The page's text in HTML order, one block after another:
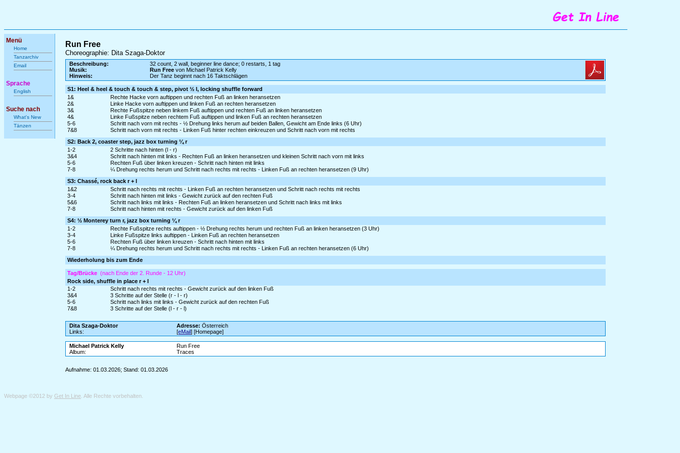
Menü
Home
Tanzarchiv
Email
Sprache
English
Suche nach
What's New
Tänzen
Run Free
Choreographie: Dita Szaga-Doktor
Beschreibung:
32 count, 2 wall, beginner line dance; 0 restarts, 1 tag
Musik:
Run Free von Michael Patrick Kelly
Hinweis:
Der Tanz beginnt nach 16 Taktschlägen
S1: Heel & heel & touch & touch & step, pivot ½ l, locking shuffle forward
1&
Rechte Hacke vorn auftippen und rechten Fuß an linken heransetzen
2&
Linke Hacke vorn auftippen und linken Fuß an rechten heransetzen
3&
Rechte Fußspitze neben linkem Fuß auftippen und rechten Fuß an linken heransetzen
4&
Linke Fußspitze neben rechtem Fuß auftippen und linken Fuß an rechten heransetzen
5-6
Schritt nach vorn mit rechts - ½ Drehung links herum auf beiden Ballen, Gewicht am Ende links (6 Uhr)
7&8
Schritt nach vorn mit rechts - Linken Fuß hinter rechten einkreuzen und Schritt nach vorn mit rechts
S2: Back 2, coaster step, jazz box turning ¼ r
1-2
2 Schritte nach hinten (l - r)
3&4
Schritt nach hinten mit links - Rechten Fuß an linken heransetzen und kleinen Schritt nach vorn mit links
5-6
Rechten Fuß über linken kreuzen - Schritt nach hinten mit links
7-8
¼ Drehung rechts herum und Schritt nach rechts mit rechts - Linken Fuß an rechten heransetzen (9 Uhr)
S3: Chassé, rock back r + l
1&2
Schritt nach rechts mit rechts - Linken Fuß an rechten heransetzen und Schritt nach rechts mit rechts
3-4
Schritt nach hinten mit links - Gewicht zurück auf den rechten Fuß
5&6
Schritt nach links mit links - Rechten Fuß an linken heransetzen und Schritt nach links mit links
7-8
Schritt nach hinten mit rechts - Gewicht zurück auf den linken Fuß
S4: ½ Monterey turn r, jazz box turning ¼ r
1-2
Rechte Fußspitze rechts auftippen - ½ Drehung rechts herum und rechten Fuß an linken heransetzen (3 Uhr)
3-4
Linke Fußspitze links auftippen - Linken Fuß an rechten heransetzen
5-6
Rechten Fuß über linken kreuzen - Schritt nach hinten mit links
7-8
¼ Drehung rechts herum und Schritt nach rechts mit rechts - Linken Fuß an rechten heransetzen (6 Uhr)
Wiederholung bis zum Ende
Tag/Brücke (nach Ende der 2. Runde - 12 Uhr)
Rock side, shuffle in place r + l
1-2
Schritt nach rechts mit rechts - Gewicht zurück auf den linken Fuß
3&4
3 Schritte auf der Stelle (r - l - r)
5-6
Schritt nach links mit links - Gewicht zurück auf den rechten Fuß
7&8
3 Schritte auf der Stelle (l - r - l)
Dita Szaga-Doktor Adresse: Österreich
Links:
[eMail] [Homepage]
Michael Patrick Kelly
Run Free
Album:
Traces
Aufnahme: 01.03.2026; Stand: 01.03.2026
Webpage ©2012 by Get In Line . Alle Rechte vorbehalten.